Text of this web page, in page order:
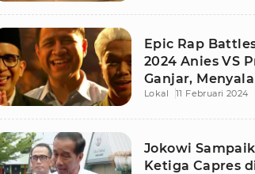
Epic Rap
2024 Anies VS
Ganjar,
Lokal 11 Februari 2024
Jokowi
Ketiga Capres